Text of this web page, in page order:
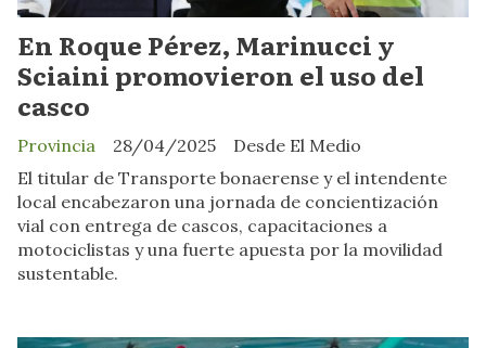
En Roque Pérez, Marinucci y
Sciaini promovieron el uso del
casco
Desde El Medio
Provincia
28/04/2025
El titular de Transporte bonaerense y el intendente
local encabezaron una jornada de concientización
vial con entrega de cascos, capacitaciones a
motociclistas y una fuerte apuesta por la movilidad
sustentable.